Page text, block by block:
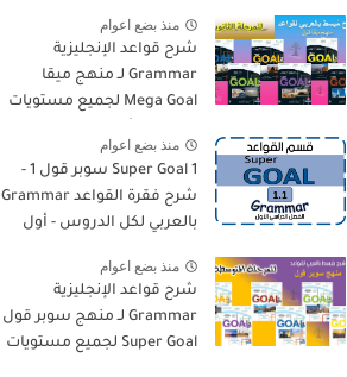
منذ بضع اعوام
شرح قواعد الإنجليزية
Grammar لـ منهج ميقا
Mega Goal لجميع مستويات
منذ بضع اعوام
Super Goal 1 سوبر قول 1 -
شرح فقرة القواعد Grammar
بالعربي لكل الدروس - أول
الأول
منذ بضع اعوام
شرح قواعد الإنجليزية
Grammar لـ منهج سوبر قول
Super Goal لجميع مستويات